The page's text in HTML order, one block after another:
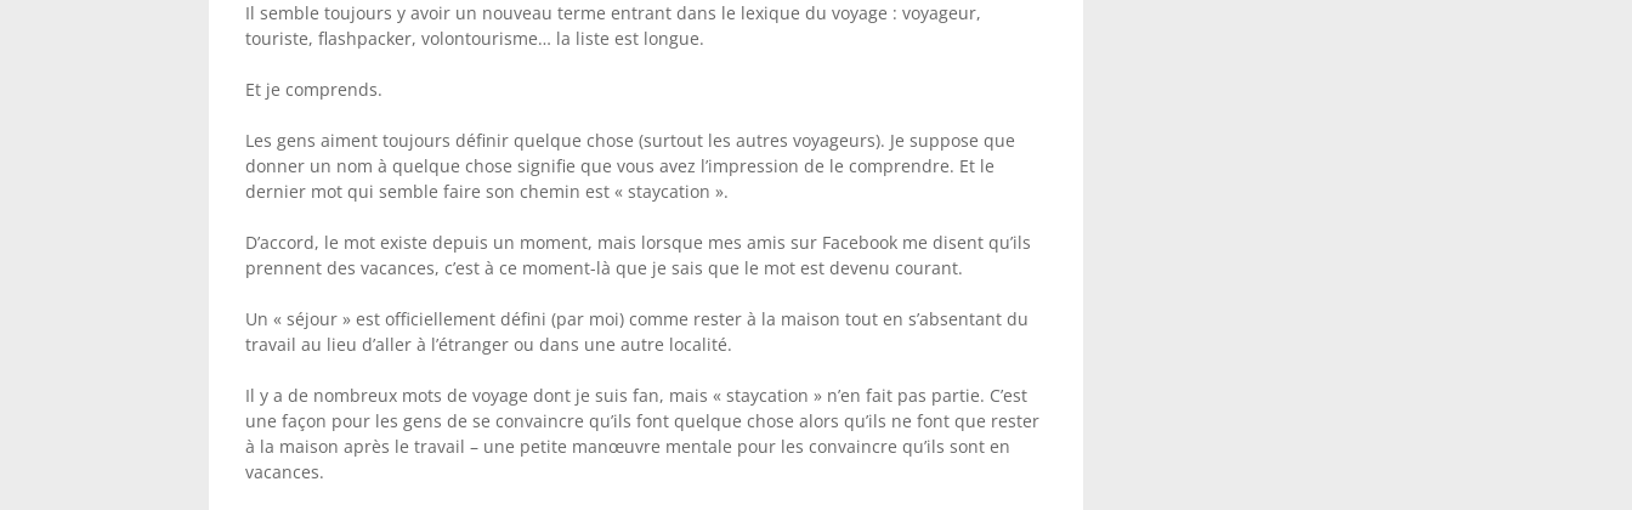
Il semble toujours y avoir un nouveau terme entrant dans le lexique du voyage : voyageur,
touriste, flashpacker, volontourisme… la liste est longue.
Et je comprends.
Les gens aiment toujours définir quelque chose (surtout les autres voyageurs). Je suppose que
donner un nom à quelque chose signifie que vous avez l’impression de le comprendre. Et le
dernier mot qui semble faire son chemin est « staycation ».
D’accord, le mot existe depuis un moment, mais lorsque mes amis sur Facebook me disent qu’ils
prennent des vacances, c’est à ce moment-là que je sais que le mot est devenu courant.
Un « séjour » est officiellement défini (par moi) comme rester à la maison tout en s’absentant du
travail au lieu d’aller à l’étranger ou dans une autre localité.
Il y a de nombreux mots de voyage dont je suis fan, mais « staycation » n’en fait pas partie. C’est
une façon pour les gens de se convaincre qu’ils font quelque chose alors qu’ils ne font que rester
à la maison après le travail – une petite manœuvre mentale pour les convaincre qu’ils sont en
vacances.